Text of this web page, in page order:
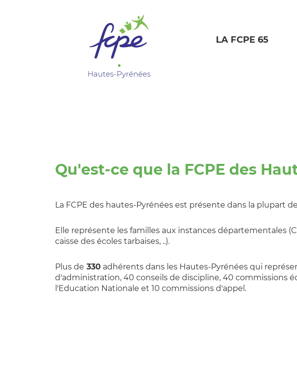
Hautes-Pyrénées
LA FCPE 65
Qu'est-ce que la FCPE des
La FCPE des hautes-Pyrénées est présente dans la plupart
Elle représente les familles aux instances départementales
caisse des écoles tarbaises, ..).
Plus de 330 adhérents dans les Hautes-Pyrénées qui
d'administration, 40 conseils de discipline, 40 commissions
l'Education Nationale et 10 commissions d'appel.